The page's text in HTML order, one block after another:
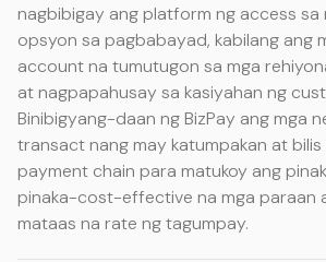
nagbibigay ang platform ng access sa
opsyon sa pagbabayad, kabilang ang
account na tumutugon sa mga
at nagpapahusay sa kasiyahan ng
Binibigyang-daan ng BizPay ang mga
transact nang may katumpakan at bilis
payment chain para matukoy ang
pinaka-cost-effective na mga paraan
mataas na rate ng tagumpay.